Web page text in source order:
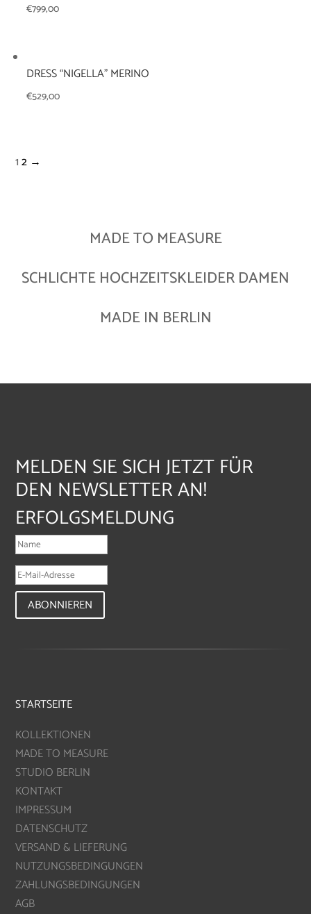
€799,00
DRESS “NIGELLA” MERINO
€529,00
1 2 →
MADE TO MEASURE
SCHLICHTE HOCHZEITSKLEIDER DAMEN
MADE IN BERLIN
MELDEN SIE SICH JETZT FÜR
DEN NEWSLETTER AN!
ERFOLGSMELDUNG
ABONNIEREN
STARTSEITE
KOLLEKTIONEN
MADE TO MEASURE
STUDIO BERLIN
KONTAKT
IMPRESSUM
DATENSCHUTZ
VERSAND & LIEFERUNG
NUTZUNGSBEDINGUNGEN
ZAHLUNGSBEDINGUNGEN
AGB